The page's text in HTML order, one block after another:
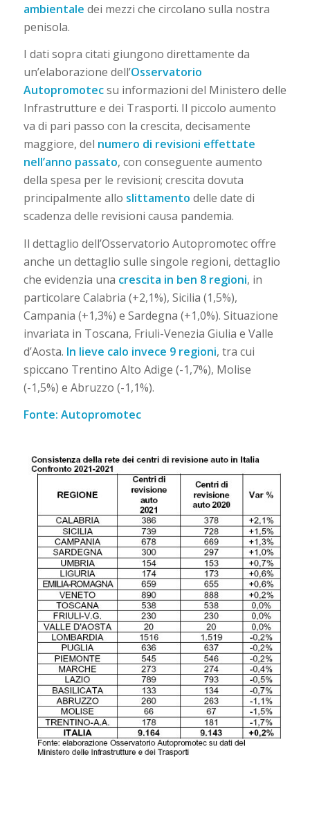
ambientale dei mezzi che circolano sulla nostra
penisola.
I dati sopra citati giungono direttamente da
un’elaborazione dell’Osservatorio
Autopromotecsu informazioni del Ministero delle
Infrastrutture e dei Trasporti. Il piccolo aumento
va di pari passo con la crescita, decisamente
maggiore, del numero di revisioni effettate
nell’anno passato, con conseguente aumento
della spesa per le revisioni; crescita dovuta
principalmente allo slittamento delle date di
scadenza delle revisioni causa pandemia.
Il dettaglio dell’Osservatorio Autopromotec offre
anche un dettaglio sulle singole regioni, dettaglio
che evidenzia una crescita in ben 8 regioni, in
particolare Calabria (+2,1%), Sicilia (1,5%),
Campania (+1,3%) e Sardegna (+1,0%). Situazione
invariata in Toscana, Friuli-Venezia Giulia e Valle
d’Aosta. In lieve calo invece 9 regioni, tra cui
spiccano Trentino Alto Adige (-1,7%), Molise
(-1,5%) e Abruzzo (-1,1%).
Fonte: Autopromotec